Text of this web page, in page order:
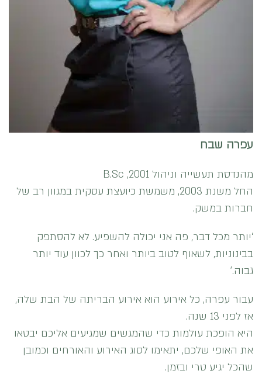
עפרה שבח
מהנדסת תעשייה וניהול B.Sc ,2001
החל משנת 2003, משמשת כיועצת עסקית במגוון רב של
חברות במשק.
‘יותר מכל דבר, פה אני יכולה להשפיע. לא להסתפק
בבינוניות, לשאוף לטוב ביותר ואחר כך לכוון עוד יותר
גבוה.’
עבור עפרה, כל אירוע הוא אירוע הבריתה של הבת שלה,
אז לפני 13 שנה.
היא הופכת עולמות כדי שהמגשים שמגיעים אליכם יבטאו
את האופי שלכם, יתאימו לסוג האירוע והאורחים וכמובן
שהכל יגיע טרי ובזמן.